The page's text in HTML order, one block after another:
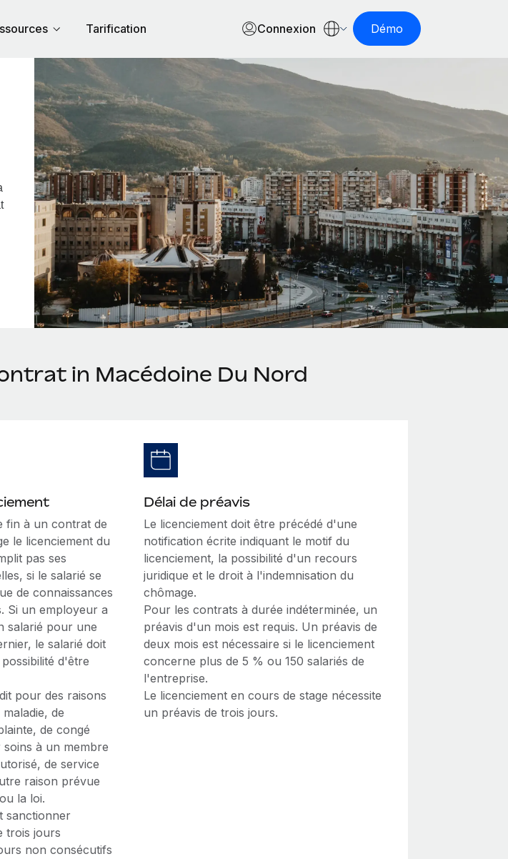
Tarification Connexion Démo
in Macédoine Du Nord
fin à un contrat de
le licenciement du
pas ses
si le salarié se
de connaissances
Si un employeur a
salarié pour une
le salarié doit
d'être
pour des raisons
de
de congé
à un membre
de service
raison prévue
la loi.
sanctionner
trois jours
non consécutifs
Délai de préavis
Le licenciement doit être précédé d'une
notification écrite indiquant le motif du
licenciement, la possibilité d'un recours
juridique et le droit à l'indemnisation du
chômage.
Pour les contrats à durée indéterminée, un
préavis d'un mois est requis. Un préavis de
deux mois est nécessaire si le licenciement
concerne plus de 5 % ou 150 salariés de
l'entreprise.
Le licenciement en cours de stage nécessite
un préavis de trois jours.